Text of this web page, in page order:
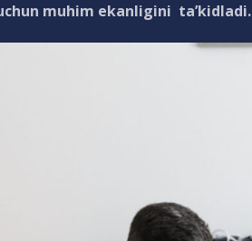
muhim ekanligini ta’kidladi.